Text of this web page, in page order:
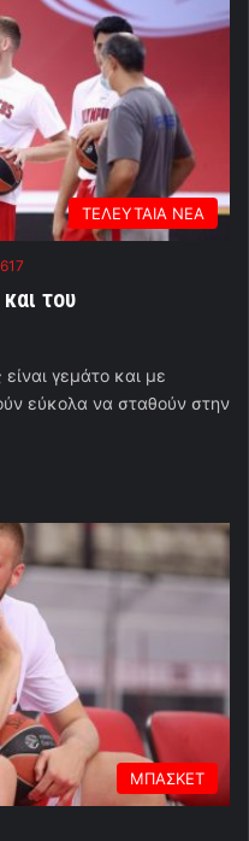
ΤΕΛΕΥΤΑΙΑ ΝΕΑ
617
του
γεμάτο και με
εύκολα να σταθούν στην
ΜΠΑΣΚΕΤ